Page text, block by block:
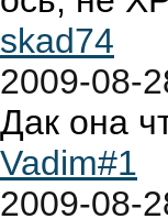
skad74
2009-08-
Дак она
Vadim#1
2009-08-